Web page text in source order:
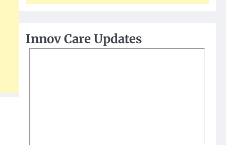
Innov Care Updates